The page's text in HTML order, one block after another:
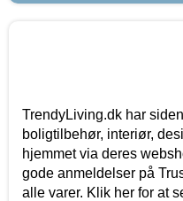
TrendyLiving.dk har
boligtilbehør, interiør,
hjemmet via deres
gode anmeldelser på
alle varer. Klik her for at